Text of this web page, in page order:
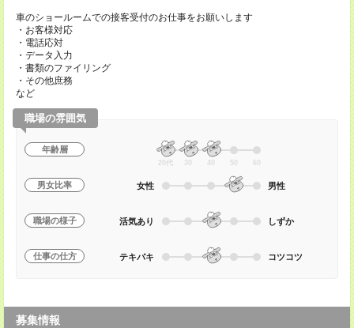
車のショールームでの接客受付のお仕事をお願いします
・お客様対応
・電話応対
・データ入力
・書類のファイリング
・その他庶務
など
職場の雰囲気
年齢層
20代 30 40 50 60
男女比率 女性 男性
職場の様子 活気あり しずか
仕事の仕方 テキパキ コツコツ
募集情報